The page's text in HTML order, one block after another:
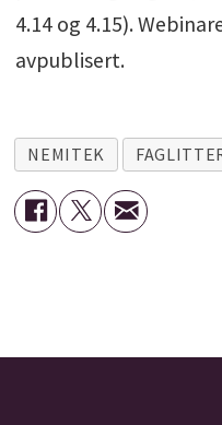
4.14 og 4.15).
avpublisert.
NEMITEK